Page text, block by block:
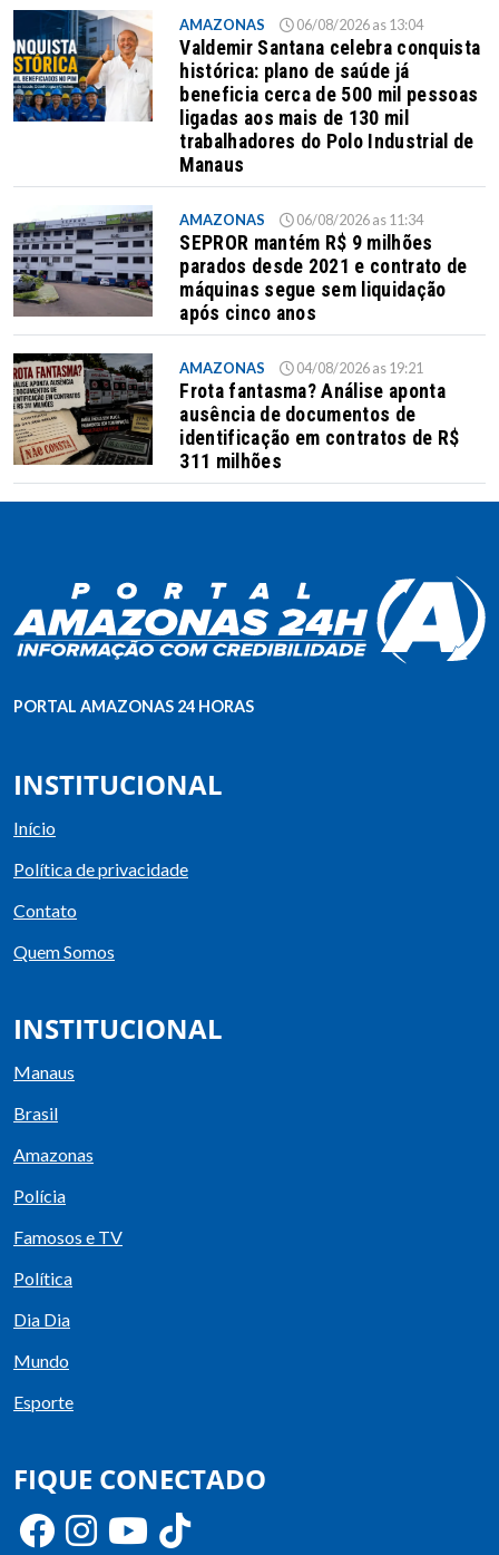
AMAZONAS 06/08/2026 as 13:04
Valdemir Santana celebra conquista
histórica: plano de saúde já
beneficia cerca de 500 mil pessoas
ligadas aos mais de 130 mil
trabalhadores do Polo Industrial de
Manaus
AMAZONAS 06/08/2026 as 11:34
SEPROR mantém R$ 9 milhões
parados desde 2021 e contrato de
máquinas segue sem liquidação
após cinco anos
AMAZONAS 04/08/2026 as 19:21
Frota fantasma? Análise aponta
ausência de documentos de
identificação em contratos de R$
311 milhões
PORTAL AMAZONAS 24 HORAS
INSTITUCIONAL
Início
Política de privacidade
Contato
Quem Somos
INSTITUCIONAL
Manaus
Brasil
Amazonas
Polícia
Famosos e TV
Política
Dia Dia
Mundo
Esporte
FIQUE CONECTADO